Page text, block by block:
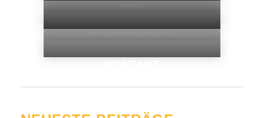
OGS
FÖRDERVEREIN